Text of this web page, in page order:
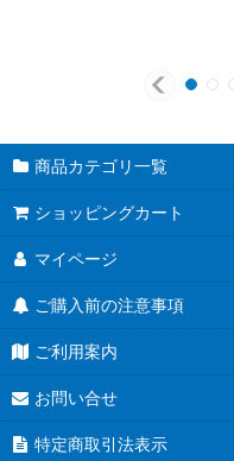
商品カテゴリ一覧
ショッピングカート
マイページ
ご購入前の注意事項
ご利用案内
お問い合せ
特定商取引法表示